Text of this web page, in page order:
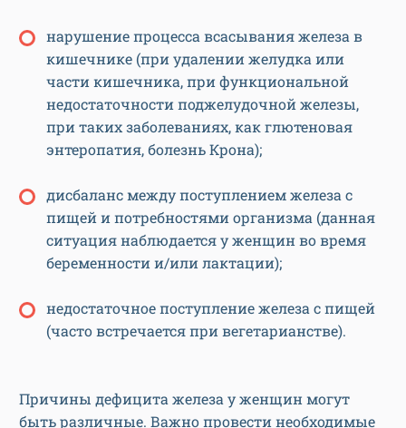
нарушение процесса всасывания железа в
кишечнике (при удалении желудка или
части кишечника, при функциональной
недостаточности поджелудочной железы,
при таких заболеваниях, как глютеновая
энтеропатия, болезнь Крона);
дисбаланс между поступлением железа с
пищей и потребностями организма (данная
ситуация наблюдается у женщин во время
беременности и/или лактации);
недостаточное поступление железа с пищей
(часто встречается при вегетарианстве).
Причины дефицита железа у женщин могут
быть различные. Важно провести необходимые